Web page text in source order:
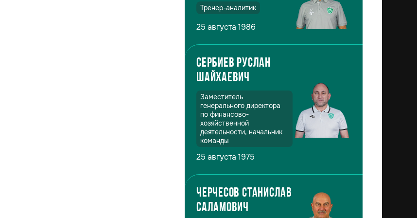
Тренер-аналитик
25 августа 1986
Сербиев Руслан
Шайхаевич
Заместитель
генерального директора
по финансово-
хозяйственной
деятельности, начальник
команды
25 августа 1975
Черчесов Станислав
Саламович